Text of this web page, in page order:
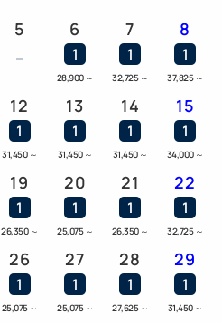
5 6
1
28,900 ～
7
1
32,725 ～
8
1
37,825 ～
12
1
31,450 ～
13
1
31,450 ～
14
1
31,450 ～
15
1
34,000 ～
19
1
26,350 ～
20
1
25,075 ～
21
1
26,350 ～
22
1
32,725 ～
26
1
25,075 ～
27
1
25,075 ～
28
1
27,625 ～
29
1
31,450 ～